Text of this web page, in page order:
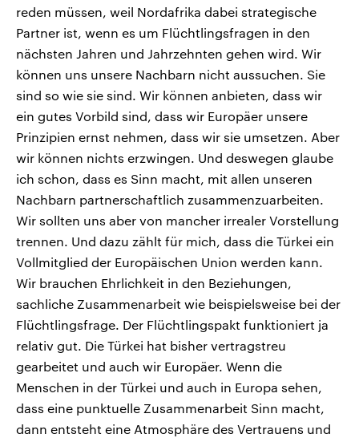
reden müssen, weil Nordafrika dabei strategische
Partner ist, wenn es um Flüchtlingsfragen in den
nächsten Jahren und Jahrzehnten gehen wird. Wir
können uns unsere Nachbarn nicht aussuchen. Sie
sind so wie sie sind. Wir können anbieten, dass wir
ein gutes Vorbild sind, dass wir Europäer unsere
Prinzipien ernst nehmen, dass wir sie umsetzen. Aber
wir können nichts erzwingen. Und deswegen glaube
ich schon, dass es Sinn macht, mit allen unseren
Nachbarn partnerschaftlich zusammenzuarbeiten.
Wir sollten uns aber von mancher irrealer Vorstellung
trennen. Und dazu zählt für mich, dass die Türkei ein
Vollmitglied der Europäischen Union werden kann.
Wir brauchen Ehrlichkeit in den Beziehungen,
sachliche Zusammenarbeit wie beispielsweise bei der
Flüchtlingsfrage. Der Flüchtlingspakt funktioniert ja
relativ gut. Die Türkei hat bisher vertragstreu
gearbeitet und auch wir Europäer. Wenn die
Menschen in der Türkei und auch in Europa sehen,
dass eine punktuelle Zusammenarbeit Sinn macht,
dann entsteht eine Atmosphäre des Vertrauens und